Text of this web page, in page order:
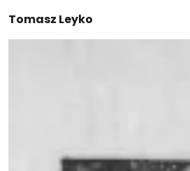
Tomasz Leyko